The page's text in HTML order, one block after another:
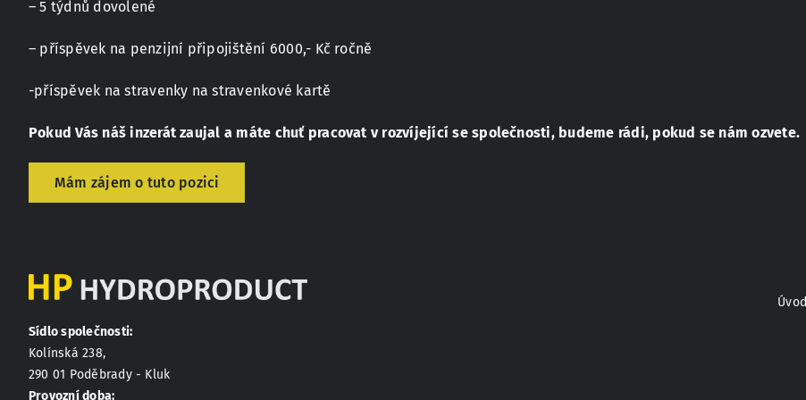
– 5 týdnů dovolené
– příspěvek na penzijní připojištění 6000,- Kč ročně
-příspěvek na stravenky na stravenkové kartě
Pokud Vás náš inzerát zaujal a máte chuť pracovat v rozvíjející se společnosti, budeme rádi, pokud se nám ozvete.
Mám zájem o tuto pozici
Sídlo společnosti:
Kolínská 238,
290 01 Poděbrady - Kluk
Provozní doba:
Úvod